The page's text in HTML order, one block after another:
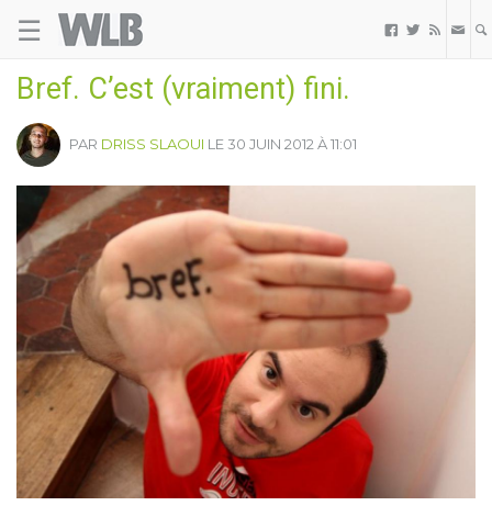
☰   
Bref. C’est (vraiment) fini.
PAR DRISS SLAOUI LE 30 JUIN 2012 À 11:01